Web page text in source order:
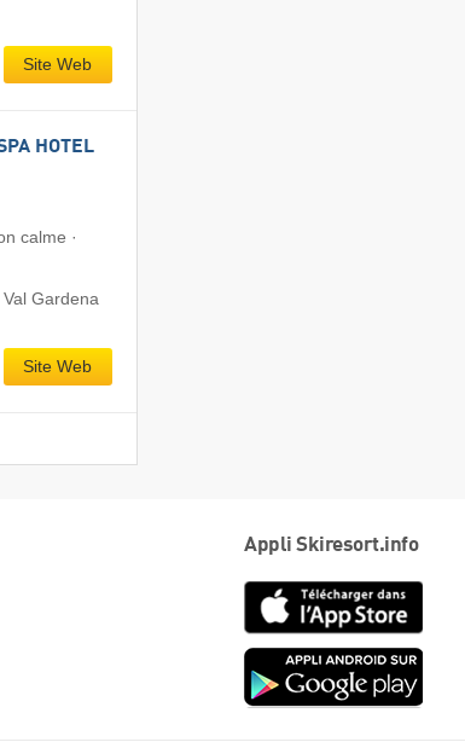
Site Web
HOTEL
calme ·
Gardena
Site Web
Appli Skiresort.info